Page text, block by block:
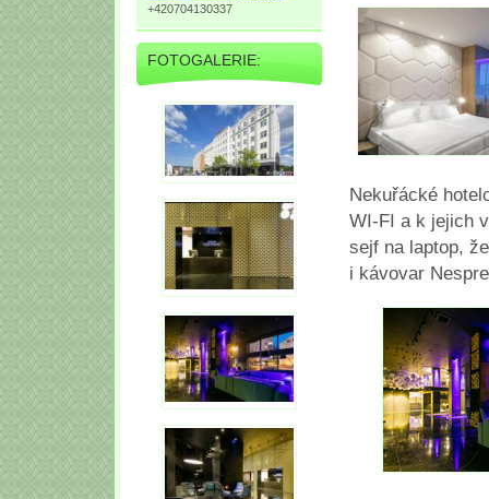
Nekuřácké
WI-FI a k jejich
sejf na laptop,
i kávovar
+420704130337
FOTOGALERIE: